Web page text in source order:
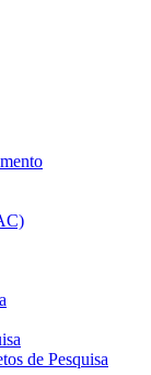
de Pesquisa